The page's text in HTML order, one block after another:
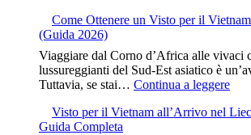
Come Ottenere un Visto per il
(Guida 2026)
Viaggiare dal Corno d’Africa alle vivaci
lussureggianti del Sud-Est asiatico è
Tuttavia, se stai… Continua a leggere
Visto per il Vietnam all’Arrivo nel
Guida Completa